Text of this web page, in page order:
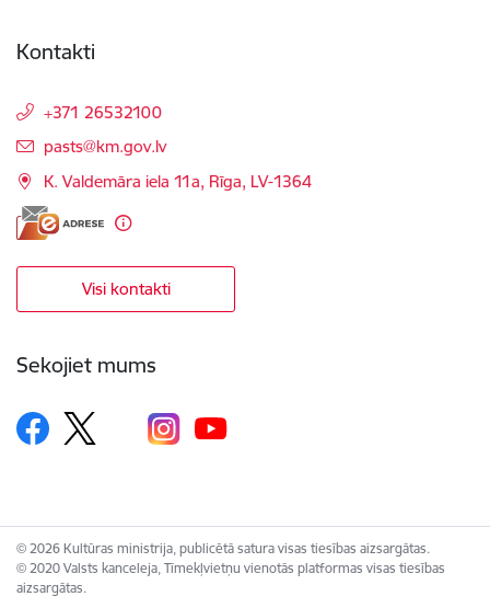
Kontakti
+371 26532100
E-pasts:
pasts@km.gov.lv
K. Valdemāra iela 11a, Rīga, LV-1364
Visi kontakti
Sekojiet mums
© 2026 Kultūras ministrija, publicētā satura visas tiesības aizsargātas.
© 2020 Valsts kanceleja, Tīmekļvietņu vienotās platformas visas tiesības
aizsargātas.